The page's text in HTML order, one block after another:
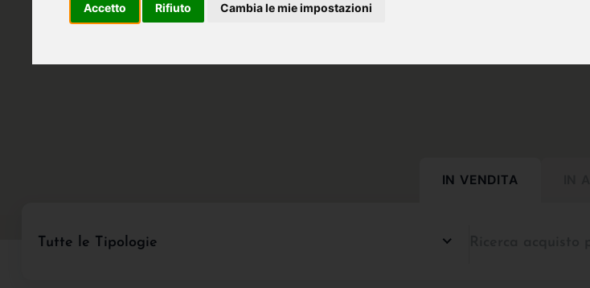
Accetto Rifiuto Cambia le mie impostazioni
IN VENDITA
Tutte le Tipologie